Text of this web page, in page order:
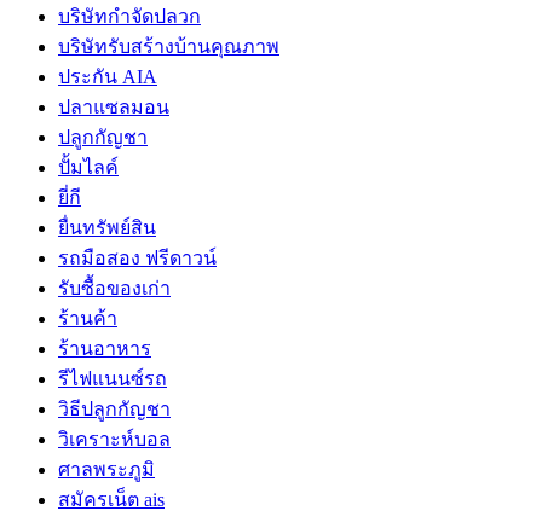
บริษัทกำจัดปลวก
บริษัทรับสร้างบ้านคุณภาพ
ประกัน AIA
ปลาแซลมอน
ปลูกกัญชา
ปั้มไลค์
ยี่กี
ยื่นทรัพย์สิน
รถมือสอง ฟรีดาวน์
รับซื้อของเก่า
ร้านค้า
ร้านอาหาร
รีไฟแนนซ์รถ
วิธีปลูกกัญชา
วิเคราะห์บอล
ศาลพระภูมิ
สมัครเน็ต ais